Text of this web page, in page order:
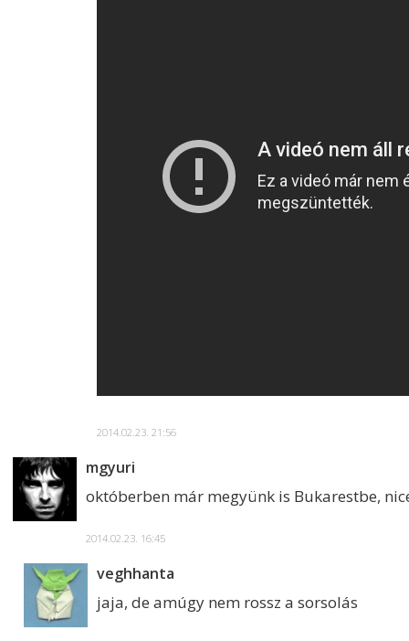
2014.02.23. 21:56
mgyuri
októberben már megyünk is Bukarestbe,
2014.02.23. 16:45
veghhanta
jaja, de amúgy nem rossz a sorsolás